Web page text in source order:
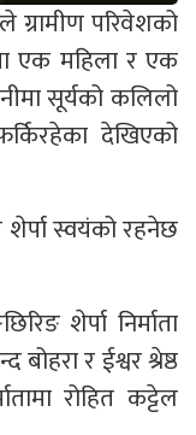
ग्रामीण परिवेशको
एक महिला र एक
सूर्यको कलिलो
देखिएको
शेर्पा स्वयंको रहनेछ
शेर्पा निर्माता
बोहरा र ईश्वर श्रेष्ठ
रोहित कट्टेल